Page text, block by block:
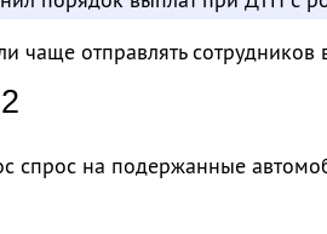
чаще отправлять сотрудников
спрос на подержанные